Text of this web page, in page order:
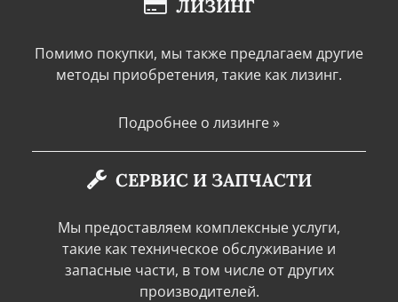
ЛИЗИНГ
Помимо покупки, мы также предлагаем другие
методы приобретения, такие как лизинг.
Подробнее о лизинге »
СЕРВИС И ЗАПЧАСТИ
Мы предоставляем комплексные услуги,
такие как техническое обслуживание и
запасные части, в том числе от других
производителей.